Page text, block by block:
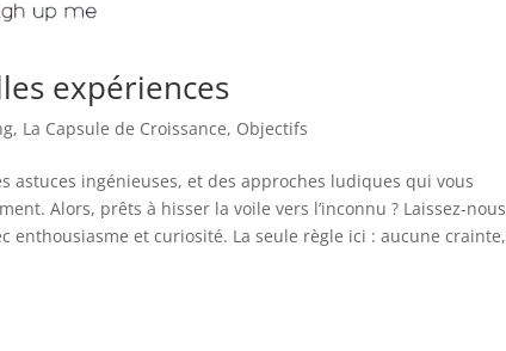
expériences
, La Capsule de Croissance, Objectifs
astuces ingénieuses, et des approches ludiques qui vous
Alors, prêts à hisser la voile vers l’inconnu ? Laissez-nous
enthousiasme et curiosité. La seule règle ici : aucune crainte,